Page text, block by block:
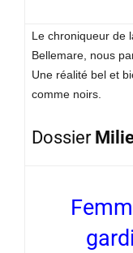
Le chroniqueur de
Bellemare, nous
Une réalité bel et
comme noirs.
Dossier